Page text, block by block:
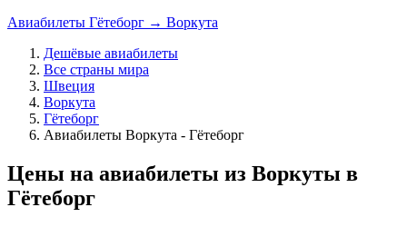
Авиабилеты Гётеборг → Воркута
Дешёвые авиабилеты
Все страны мира
Швеция
Воркута
Гётеборг
Авиабилеты Воркута - Гётеборг
Цены на авиабилеты из Воркуты в
Гётеборг